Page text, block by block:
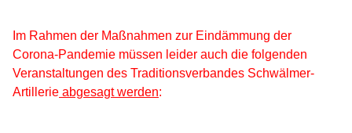
Im Rahmen der Maßnahmen zur Eindämmung der
Corona-Pandemie müssen leider auch die folgenden
Veranstaltungen des Traditionsverbandes Schwälmer-
Artillerie abgesagt werden: